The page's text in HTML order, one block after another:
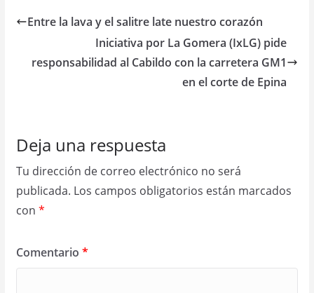
Entre la lava y el salitre late nuestro corazón
Iniciativa por La Gomera (IxLG) pide
responsabilidad al Cabildo con la carretera GM1
en el corte de Epina
Deja una respuesta
Tu dirección de correo electrónico no será
publicada. Los campos obligatorios están marcados
con *
Comentario *